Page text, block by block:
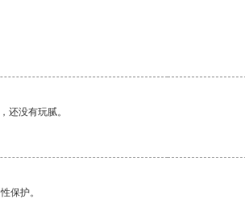
还没有玩腻。
保护。